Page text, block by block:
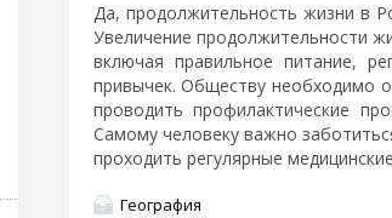
Да, продолжительность жизни в
Увеличение продолжительности
включая правильное питание,
привычек. Обществу необходимо
проводить профилактические
Самому человеку важно
проходить регулярные
География